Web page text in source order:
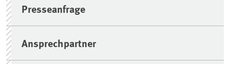
Presseanfrage
Ansprechpartner